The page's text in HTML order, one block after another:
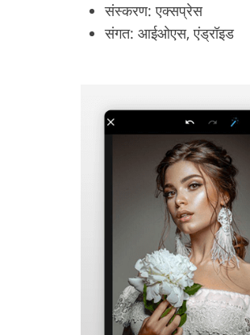
संस्करण: एक्सप्रेस
संगत: आईओएस, एंड्रॉइड